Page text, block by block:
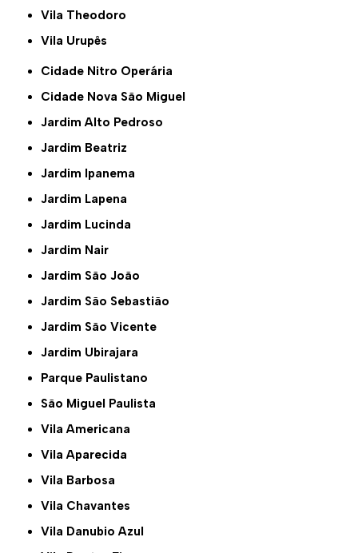
Vila Theodoro
Vila Urupês
Cidade Nitro Operária
Cidade Nova São Miguel
Jardim Alto Pedroso
Jardim Beatriz
Jardim Ipanema
Jardim Lapena
Jardim Lucinda
Jardim Nair
Jardim São João
Jardim São Sebastião
Jardim São Vicente
Jardim Ubirajara
Parque Paulistano
São Miguel Paulista
Vila Americana
Vila Aparecida
Vila Barbosa
Vila Chavantes
Vila Danubio Azul